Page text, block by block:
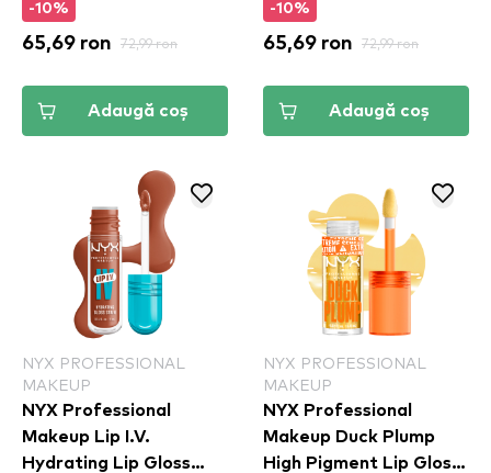
-10%
65,69 ron 72,99 ron
Adaugă coș
-10%
65,69 ron 72,99 ron
Adaugă coș
NYX PROFESSIONAL
MAKEUP
NYX Professional
Makeup Lip I.V.
Hydrating Lip Gloss
NYX PROFESSIONAL
MAKEUP
NYX Professional
Makeup Duck Plump
High Pigment Lip Gloss